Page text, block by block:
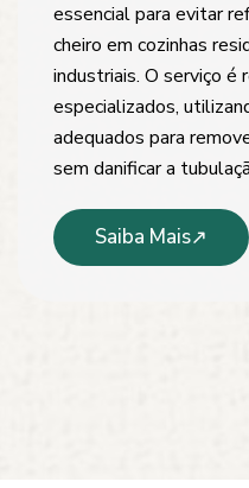
essencial para evitar
cheiro em cozinhas
industriais. O serviço é
especializados,
adequados para
sem danificar a
Saiba Mais